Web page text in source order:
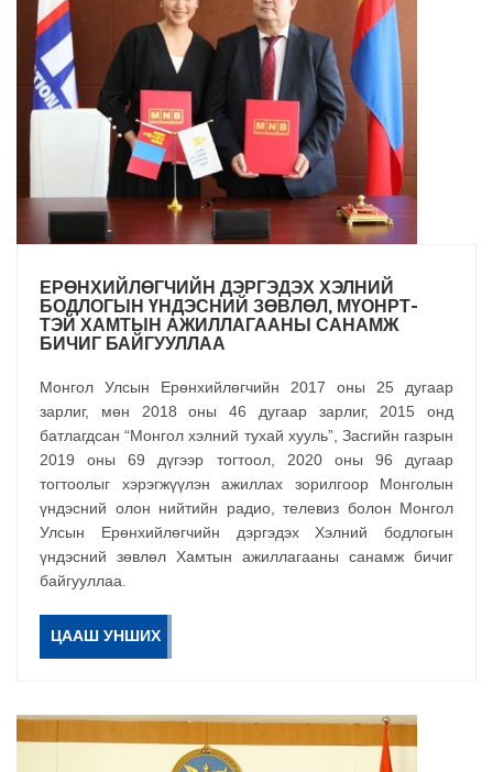
ЕРӨНХИЙЛӨГЧИЙН ДЭРГЭДЭХ ХЭЛНИЙ
БОДЛОГЫН ҮНДЭСНИЙ ЗӨВЛӨЛ, МҮОНРТ-
ТЭЙ ХАМТЫН АЖИЛЛАГААНЫ САНАМЖ
БИЧИГ БАЙГУУЛЛАА
Монгол Улсын Ерөнхийлөгчийн 2017 оны 25 дугаар
зарлиг, мөн 2018 оны 46 дугаар зарлиг, 2015 онд
батлагдсан “Монгол хэлний тухай хууль”, Засгийн газрын
2019 оны 69 дүгээр тогтоол, 2020 оны 96 дугаар
тогтоолыг хэрэгжүүлэн ажиллах зорилгоор Монголын
үндэсний олон нийтийн радио, телевиз болон Монгол
Улсын Ерөнхийлөгчийн дэргэдэх Хэлний бодлогын
үндэсний зөвлөл Хамтын ажиллагааны санамж бичиг
байгууллаа.
ЦААШ УНШИХ